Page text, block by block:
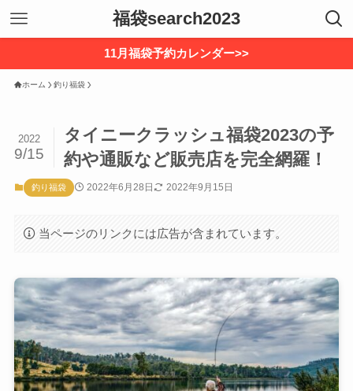
福袋search2023
11月福袋予約カレンダー>>
ホーム 釣り福袋
タイニークラッシュ福袋2023の予
約や通販など販売店を完全網羅！
2022
9/15
釣り福袋 2022年6月28日 2022年9月15日
当ページのリンクには広告が含まれています。